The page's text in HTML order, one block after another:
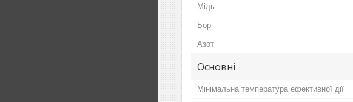
Мідь
Бор
Азот
Основні
Мінімальна температура ефективної дії